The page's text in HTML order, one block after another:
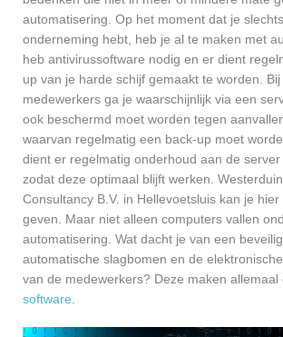
automatisering. Op het moment dat je
onderneming hebt, heb je al te maken met
heb antivirussoftware nodig en er dient
up van je harde schijf gemaakt te worden.
medewerkers ga je waarschijnlijk via een
ook beschermd moet worden tegen
waarvan regelmatig een back-up moet
dient er regelmatig onderhoud aan de
zodat deze optimaal blijft werken.
Consultancy B.V. in Hellevoetsluis kan je
geven. Maar niet alleen computers vallen
automatisering. Wat dacht je van een
automatische slagbomen en de
van de medewerkers? Deze maken allemaal
software.